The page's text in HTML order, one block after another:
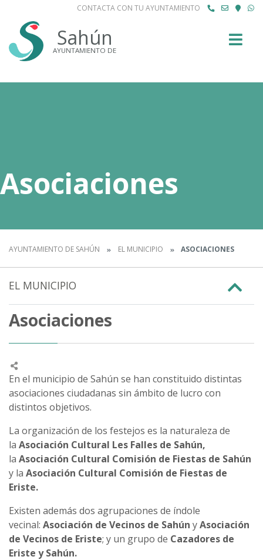
CONTACTA CON TU AYUNTAMIENTO
Sahún
AYUNTAMIENTO DE
Asociaciones
AYUNTAMIENTO DE SAHÚN EL MUNICIPIO ASOCIACIONES
EL MUNICIPIO
Asociaciones
En el municipio de Sahún se han constituido distintas
asociaciones ciudadanas sin ámbito de lucro con
distintos objetivos.
La organización de los festejos es la naturaleza de
la Asociación Cultural Les Falles de Sahún,
la Asociación Cultural Comisión de Fiestas de Sahún
y la Asociación Cultural Comisión de Fiestas de
Eriste.
Existen además dos agrupaciones de índole
vecinal: Asociación de Vecinos de Sahún yAsociación
de Vecinos de Eriste; y un grupo de Cazadores de
Eriste y Sahún.